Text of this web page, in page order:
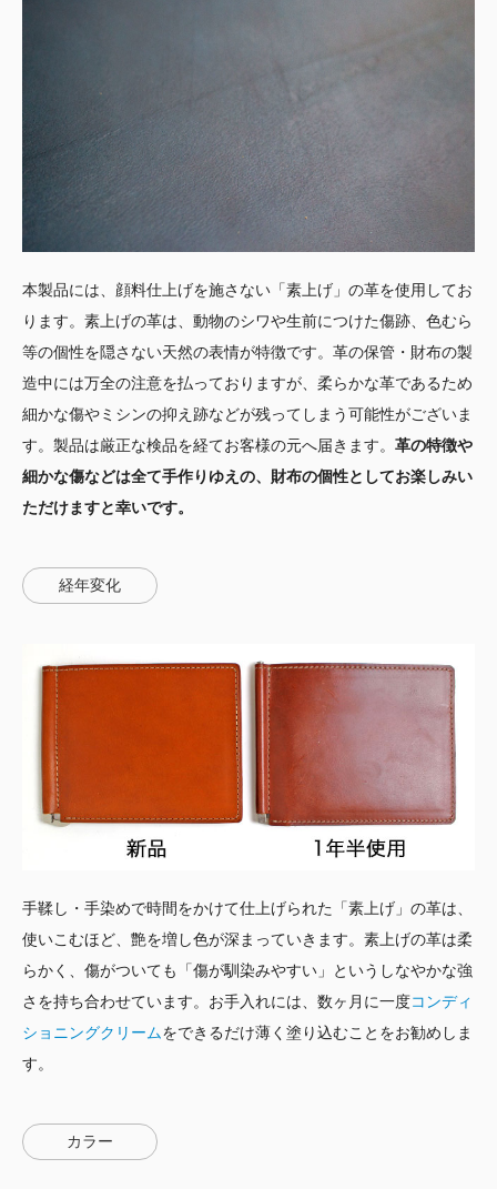
本製品には、顔料仕上げを施さない「素上げ」の革を使用してお
ります。素上げの革は、動物のシワや生前につけた傷跡、色むら
等の個性を隠さない天然の表情が特徴です。革の保管・財布の製
造中には万全の注意を払っておりますが、柔らかな革であるため
細かな傷やミシンの抑え跡などが残ってしまう可能性がございま
す。製品は厳正な検品を経てお客様の元へ届きます。 革の特徴や
細かな傷などは全て手作りゆえの、財布の個性としてお楽しみい
ただけますと幸いです。
経年変化
手鞣し・手染めで時間をかけて仕上げられた「素上げ」の革は、
使いこむほど、艶を増し色が深まっていきます。素上げの革は柔
らかく、傷がついても「傷が馴染みやすい」というしなやかな強
さを持ち合わせています。お手入れには、数ヶ月に一度コンディ
ショニングクリームをできるだけ薄く塗り込むことをお勧めしま
す。
カラー